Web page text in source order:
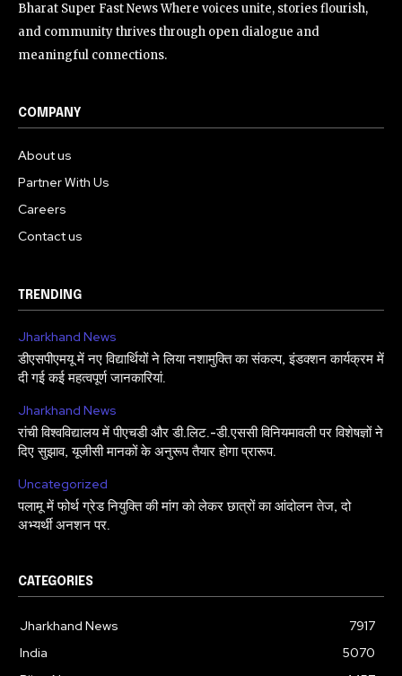
Bharat Super Fast News Where voices unite, stories flourish,
and community thrives through open dialogue and
meaningful connections.
COMPANY
About us
Partner With Us
Careers
Contact us
TRENDING
Jharkhand News
डीएसपीएमयू में नए विद्यार्थियों ने लिया नशामुक्ति का संकल्प, इंडक्शन कार्यक्रम में
दी गई कई महत्वपूर्ण जानकारियां.
Jharkhand News
रांची विश्वविद्यालय में पीएचडी और डी.लिट.-डी.एससी विनियमावली पर विशेषज्ञों ने
दिए सुझाव, यूजीसी मानकों के अनुरूप तैयार होगा प्रारूप.
Uncategorized
पलामू में फोर्थ ग्रेड नियुक्ति की मांग को लेकर छात्रों का आंदोलन तेज, दो
अभ्यर्थी अनशन पर.
CATEGORIES
Jharkhand News
7917
India
5070